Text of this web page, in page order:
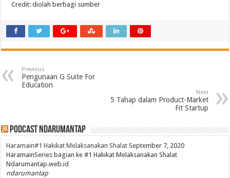
Credit: diolah berbagi sumber
Previous
Pengunaan G Suite For
Education
Next
5 Tahap dalam Product-Market
Fit Startup
PodCast NdaruMantap
Haramain#1 Hakikat Melaksanakan Shalat September 7, 2020
HaramainSeries bagian ke #1 Hakikat Melaksanakan Shalat
Ndarumantap.web.id
ndarumantap